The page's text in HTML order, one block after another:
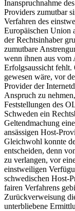
Inanspruchnahme
Providers zumutbar
Verfahren des
Europäischen Union
der Rechtsinhaber
zumutbare
wenn ihnen aus vom
Erfolgsaussicht
gewesen wäre, vor
Provider der
Anspruch zu
Feststellungen des
Schweden ein
Geltendmachung
ansässigen Host-
Gleichwohl konnte
entscheiden, denn
zu verlangen, vor
einstweiligen
schwedischen Host-
fairen Verfahrens
Zurückverweisung
unterbliebene